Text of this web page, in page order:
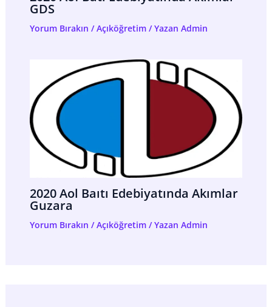
GDS
Yorum Bırakın /Açıköğretim/ Yazan Admin
2020 Aol Baıtı Edebiyatında Akımlar
Guzara
Yorum Bırakın /Açıköğretim/ Yazan Admin